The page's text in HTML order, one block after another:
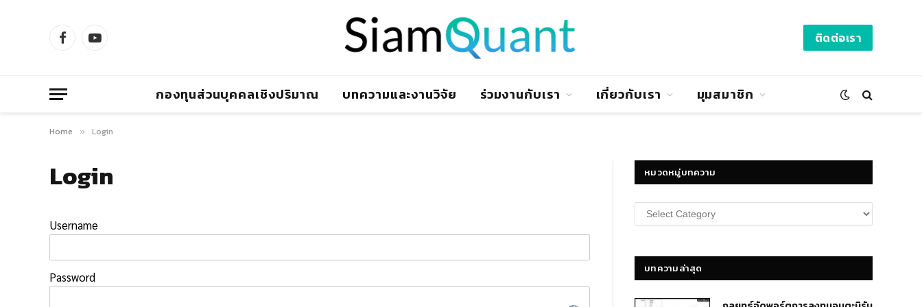
FacebookYouTube ติดต่อเรา
กองทุนส่วนบุคคลเชิงปริมาณ บทความและงานวิจัย ร่วมงานกับเรา เกี่ยวกับเรา มุมสมาชิก
Home » Login
Login
Username
Password
หมวดหมู่บทความ
หมวด
หมู่
บทความล่าสุด